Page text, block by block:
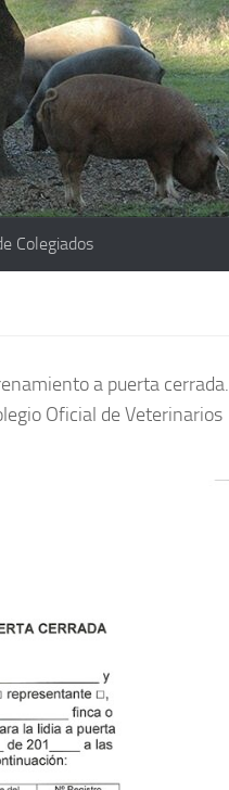
Colegiados
a puerta cerrada.
Oficial de Veterinarios